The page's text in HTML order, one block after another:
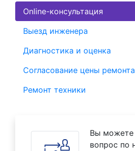
Online-консультация
Выезд инженера
Диагностика и оценка
Согласование цены ремонта
Ремонт техники
Вы можете
вопрос по